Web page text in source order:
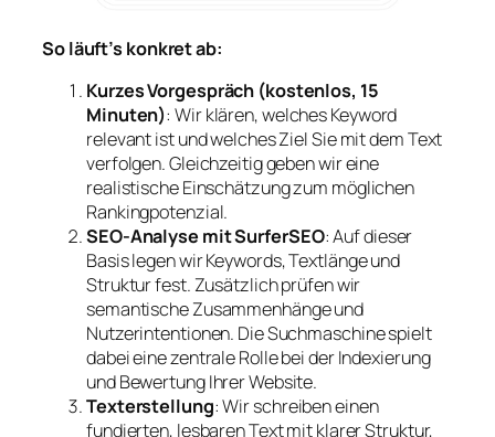
So läuft’s konkret ab:
Kurzes Vorgespräch (kostenlos, 15
Minuten): Wir klären, welches Keyword
relevant ist und welches Ziel Sie mit dem Text
verfolgen. Gleichzeitig geben wir eine
realistische Einschätzung zum möglichen
Rankingpotenzial.
SEO-Analyse mit SurferSEO: Auf dieser
Basis legen wir Keywords, Textlänge und
Struktur fest. Zusätzlich prüfen wir
semantische Zusammenhänge und
Nutzerintentionen. Die Suchmaschine spielt
dabei eine zentrale Rolle bei der Indexierung
und Bewertung Ihrer Website.
Texterstellung: Wir schreiben einen
fundierten, lesbaren Text mit klarer Struktur,